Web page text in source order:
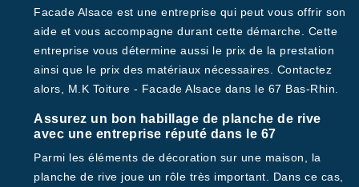
Facade Alsace est une entreprise qui peut vous offrir son
aide et vous accompagne durant cette démarche. Cette
entreprise vous détermine aussi le prix de la prestation
ainsi que le prix des matériaux nécessaires. Contactez
alors, M.K Toiture - Facade Alsace dans le 67 Bas-Rhin.
Assurez un bon habillage de planche de rive
avec une entreprise réputé dans le 67
Parmi les éléments de décoration sur une maison, la
planche de rive joue un rôle très important. Dans ce cas,